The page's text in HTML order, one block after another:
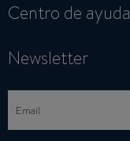
Centro de ayuda
Newsletter